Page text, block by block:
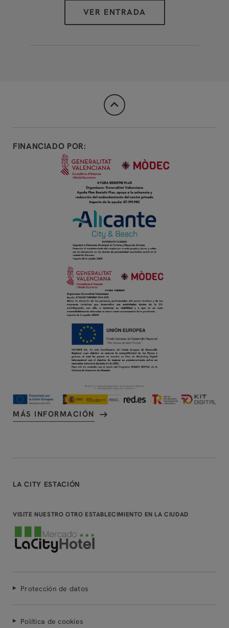
FINANCIADO POR:
MÁS INFORMACIÓN
LA CITY ESTACIÓN
VISITE NUESTRO OTRO ESTABLECIMIENTO EN LA CIUDAD
Protección de datos
Política de cookies